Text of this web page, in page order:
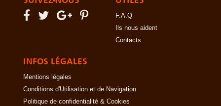
F.A.Q
Ils nous aident
Contacts
INFOS LÉGALES
Mentions légales
Conditions d'Utilisation et de Navigation
Politique de confidentialité & Cookies